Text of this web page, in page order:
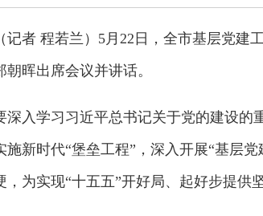
（记者 程若兰）5月22日，全市基层党建
晖出席会议并讲话。
深入学习习近平总书记关于党的建设的
施新时代“堡垒工程”，深入开展“基层
为实现“十五五”开好局、起好步提供